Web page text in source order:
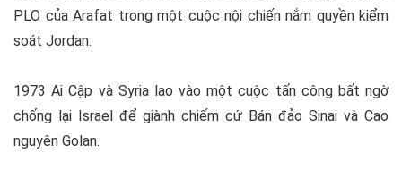
PLO của Arafat trong một cuộc nội chiến nắm quyền kiểm
soát Jordan.
1973 Ai Cập và Syria lao vào một cuộc tấn công bất ngờ
chống lại Israel để giành chiếm cứ Bán đảo Sinai và Cao
nguyên Golan.